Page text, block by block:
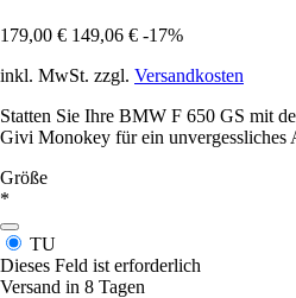
179,00 € 149,06 € -17%
inkl. MwSt. zzgl. Versandkosten
Statten Sie Ihre BMW F 650 GS mit
Givi Monokey für ein unvergessliches
Größe
*
TU
Dieses Feld ist erforderlich
Versand in 8 Tagen